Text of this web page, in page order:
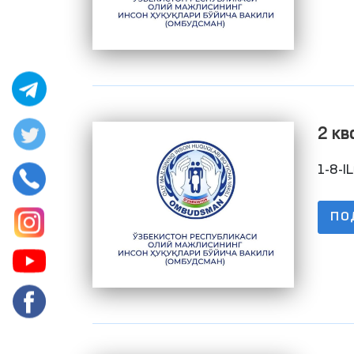
2
1-8-